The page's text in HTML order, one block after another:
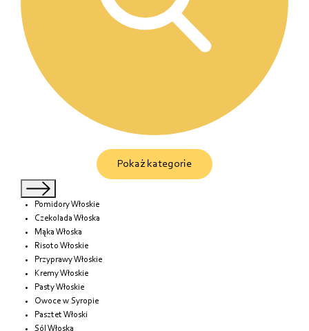
Pokaż kategorie
Pomidory Włoskie
Czekolada Włoska
Mąka Włoska
Risoto Włoskie
Przyprawy Włoskie
Kremy Włoskie
Pasty Włoskie
Owoce w Syropie
Pasztet Włoski
Sól Włoska